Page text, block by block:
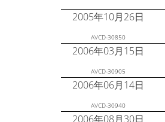
2005年10月26日
AVCD-30850
2006年03月15日
AVCD-30905
2006年06月14日
AVCD-30940
2006年08月30日